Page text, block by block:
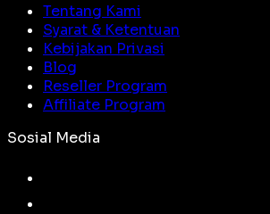
Tentang Kami
Syarat & Ketentuan
Kebijakan Privasi
Blog
Reseller Program
Affiliate Program
Sosial Media